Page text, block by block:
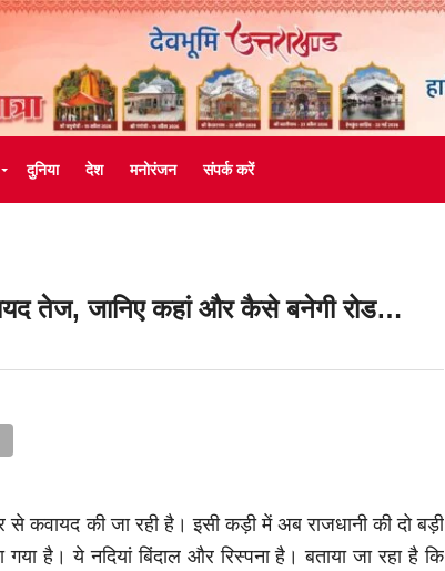
दुनिया देश मनोरंजन संपर्क करें
तेज, जानिए कहां और कैसे बनेगी रोड…
कवायद की जा रही है। इसी कड़ी में अब राजधानी की दो बड़ी
है। ये नदियां बिंदाल और रिस्पना है। बताया जा रहा है कि